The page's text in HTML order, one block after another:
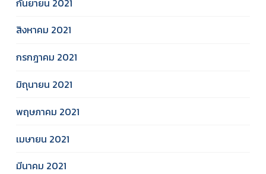
สิงหาคม 2021
กรกฎาคม 2021
มิถุนายน 2021
พฤษภาคม 2021
เมษายน 2021
มีนาคม 2021